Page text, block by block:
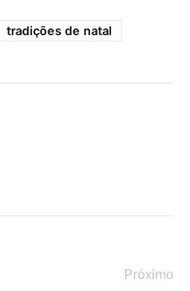
tradições de natal
Próximo